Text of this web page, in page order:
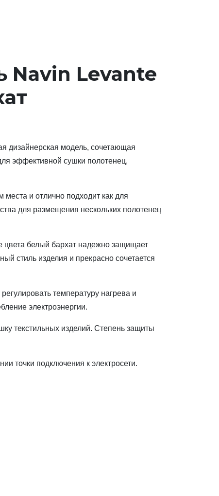
Navin Levante
дизайнерская модель, сочетающая
эффективной сушки полотенец,
места и отлично подходит как для
для размещения нескольких полотенец
цвета белый бархат надежно защищает
стиль изделия и прекрасно сочетается
температуру нагрева и
электроэнергии.
точки подключения к электросети.